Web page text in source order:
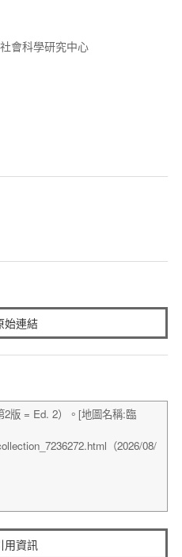
會科學研究中心
始連結
用資訊